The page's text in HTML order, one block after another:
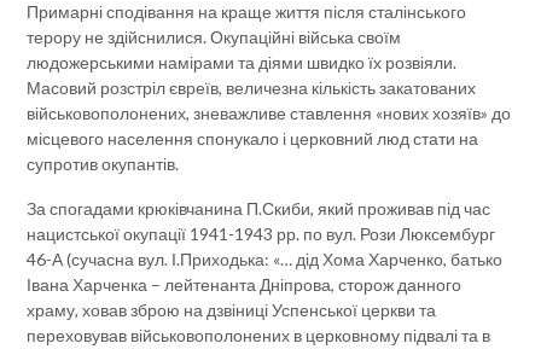
Примарні сподівання на краще життя після сталінського
терору не здійснилися. Окупаційні війська своїм
людожерськими намірами та діями швидко їх розвіяли.
Масовий розстріл євреїв, величезна кількість закатованих
військовополонених, зневажливе ставлення «нових хозяїв» до
місцевого населення спонукало і церковний люд стати на
супротив окупантів.
За спогадами крюківчанина П.Скиби, який проживав під час
нацистської окупації 1941-1943 рр. по вул. Рози Люксембург
46-А (сучасна вул. І.Приходька: «… дід Хома Харченко, батько
Івана Харченка – лейтенанта Дніпрова, сторож данного
храму, ховав зброю на дзвіниці Успенської церкви та
переховував військовополонених в церковному підвалі та в